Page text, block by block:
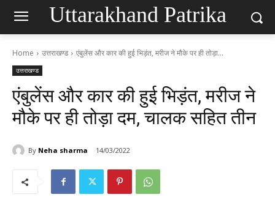
Uttarakhand Patrika
Home उत्तराखण्ड एंबुलेंस और कार की हुई भिड़ंत, मरीज ने मौके पर ही तोड़ा...
उत्तराखण्ड
एंबुलेंस और कार की हुई भिड़ंत, मरीज ने
मौके पर ही तोड़ा दम, चालक सहित तीन
By Neha sharma 14/03/2022